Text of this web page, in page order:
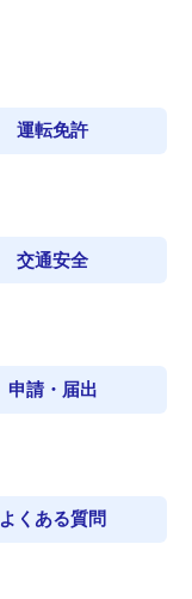
運転免許
交通安全
申請・届出
よくある質問